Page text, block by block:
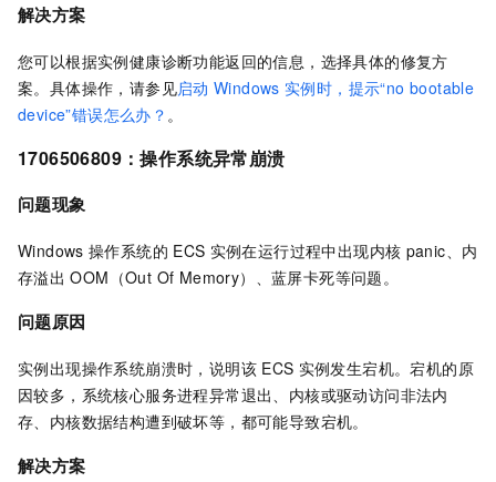
解决方案
您可以根据实例健康诊断功能返回的信息，选择具体的修复方
案。具体操作，请参见启动 Windows 实例时，提示“no bootable
device”错误怎么办？ 。
1706506809：操作系统异常崩溃
问题现象
Windows 操作系统的 ECS 实例在运行过程中出现内核 panic、内
存溢出 OOM（Out Of Memory）、蓝屏卡死等问题。
问题原因
实例出现操作系统崩溃时，说明该 ECS 实例发生宕机。宕机的原
因较多，系统核心服务进程异常退出、内核或驱动访问非法内
存、内核数据结构遭到破坏等，都可能导致宕机。
解决方案